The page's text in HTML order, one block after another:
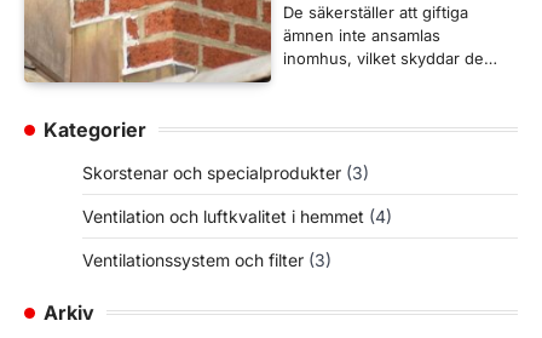
De säkerställer att giftiga
ämnen inte ansamlas
inomhus, vilket skyddar de…
Kategorier
Skorstenar och specialprodukter (3)
Ventilation och luftkvalitet i hemmet (4)
Ventilationssystem och filter (3)
Arkiv